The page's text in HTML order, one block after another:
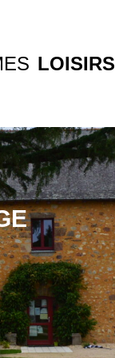
LOISIRS